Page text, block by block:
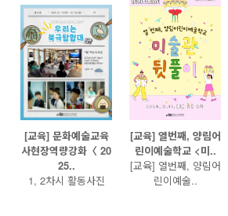
[교육] 문화예술교육
사현장역량강화〈 20
25..
1, 2차시 활동사진
[교육] 열번째, 양림어
린이예술학교 <미..
[교육] 열번째, 양림어
린이예술..